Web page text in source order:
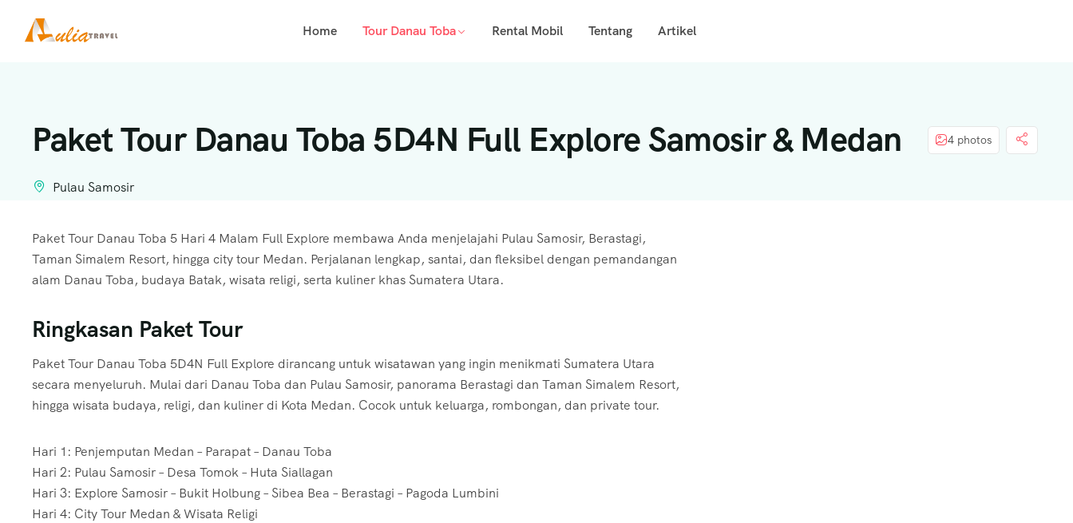
Home Tour Danau Toba Rental Mobil Tentang Artikel
Paket Tour Danau Toba 5D4N Full Explore Samosir & Medan 4 photos
Pulau Samosir
Paket Tour Danau Toba 5 Hari 4 Malam Full Explore membawa Anda menjelajahi Pulau Samosir, Berastagi,
Taman Simalem Resort, hingga city tour Medan. Perjalanan lengkap, santai, dan fleksibel dengan pemandangan
alam Danau Toba, budaya Batak, wisata religi, serta kuliner khas Sumatera Utara.
Ringkasan Paket Tour
Paket Tour Danau Toba 5D4N Full Explore dirancang untuk wisatawan yang ingin menikmati Sumatera Utara
secara menyeluruh. Mulai dari Danau Toba dan Pulau Samosir, panorama Berastagi dan Taman Simalem Resort,
hingga wisata budaya, religi, dan kuliner di Kota Medan. Cocok untuk keluarga, rombongan, dan private tour.
Hari 1: Penjemputan Medan – Parapat – Danau Toba
Hari 2: Pulau Samosir – Desa Tomok – Huta Siallagan
Hari 3: Explore Samosir – Bukit Holbung – Sibea Bea – Berastagi – Pagoda Lumbini
Hari 4: City Tour Medan & Wisata Religi